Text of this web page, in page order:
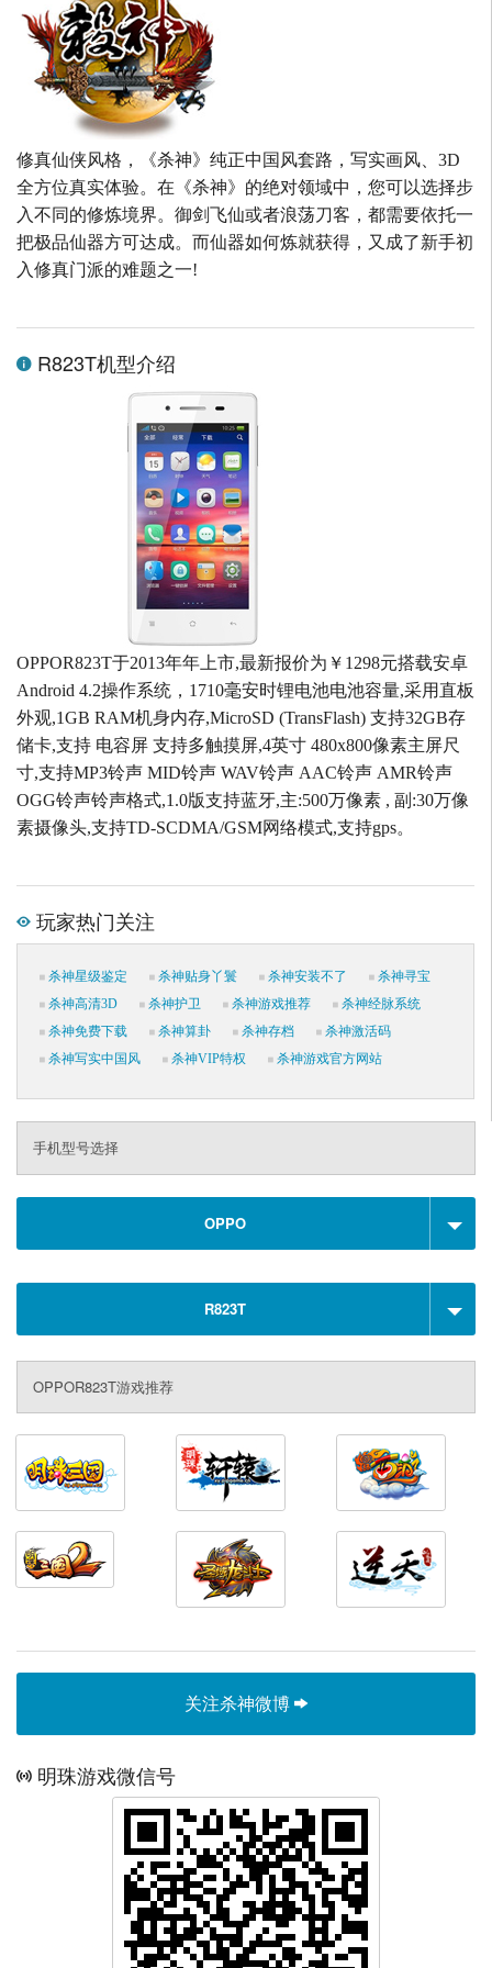
修真仙侠风格，《杀神》纯正中国风套路，写实画风、3D
全方位真实体验。在《杀神》的绝对领域中，您可以选择步
入不同的修炼境界。御剑飞仙或者浪荡刀客，都需要依托一
把极品仙器方可达成。而仙器如何炼就获得，又成了新手初
入修真门派的难题之一!
R823T机型介绍
OPPOR823T于2013年年上市,最新报价为￥1298元搭载安卓
Android 4.2操作系统，1710毫安时锂电池电池容量,采用直板
外观,1GB RAM机身内存,MicroSD (TransFlash) 支持32GB存
储卡,支持 电容屏 支持多触摸屏,4英寸 480x800像素主屏尺
寸,支持MP3铃声 MID铃声 WAV铃声 AAC铃声 AMR铃声
OGG铃声铃声格式,1.0版支持蓝牙,主:500万像素 , 副:30万像
素摄像头,支持TD-SCDMA/GSM网络模式,支持gps。
玩家热门关注
杀神星级鉴定 杀神贴身丫鬟 杀神安装不了
杀神寻宝
杀神高清3D
杀神护卫 杀神游戏推荐
杀神经脉系统
杀神免费下载
杀神算卦 杀神存档
杀神激活码
杀神写实中国风
杀神VIP特权 杀神游戏官方网站
手机型号选择
OPPO
R823T
OPPOR823T游戏推荐
关注杀神微博
明珠游戏微信号